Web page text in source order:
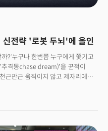
전략 '로봇 두뇌'에 올인
?'누구나 한번쯤 누구에게 쫓기고
추격몽chase dream)'을 꾼적이
근만근 움직이지 않고 제자리에서
수면 중에뇌가 활발히
린 '테크콘(TechCon) 2026'